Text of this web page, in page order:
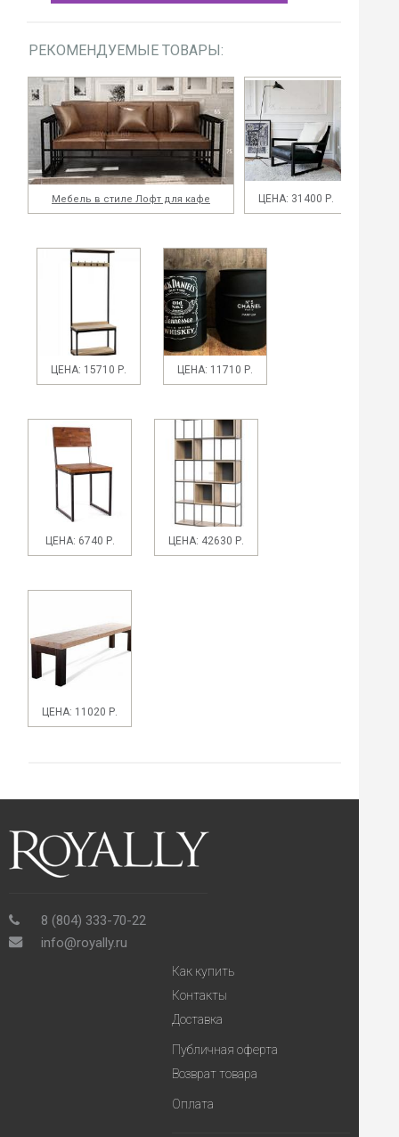
РЕКОМЕНДУЕМЫЕ ТОВАРЫ:
Мебель в стиле Лофт для кафе ЦЕНА: 31400 Р.
ЦЕНА: 15710 Р. ЦЕНА: 11710 Р.
ЦЕНА: 6740 Р. ЦЕНА: 42630 Р.
ЦЕНА: 11020 Р.
8 (804) 333-70-22
info@royally.ru
Как купить
Контакты
Доставка
Публичная оферта
Возврат товара
Оплата